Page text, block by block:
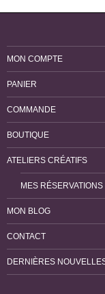
MON COMPTE
PANIER
COMMANDE
BOUTIQUE
ATELIERS CRÉATIFS
MES RÉSERVATIONS
MON BLOG
CONTACT
DERNIÈRES